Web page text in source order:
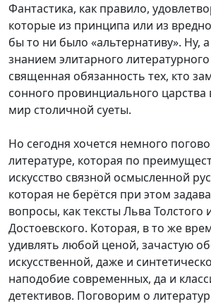
Фантастика, как правило,
которые из принципа или из
бы то ни было «альтернативу». Ну,
знанием элитарного
священная обязанность тех, кто
сонного провинциального
мир столичной суеты.
Но сегодня хочется немного
литературе, которая по
искусство связной осмысленной
которая не берётся при этом
вопросы, как тексты Льва Толстого
Достоевского. Которая, в то же
удивлять любой ценой, зачастую
искусственной, даже и
наподобие современных, да и
детективов. Поговорим о